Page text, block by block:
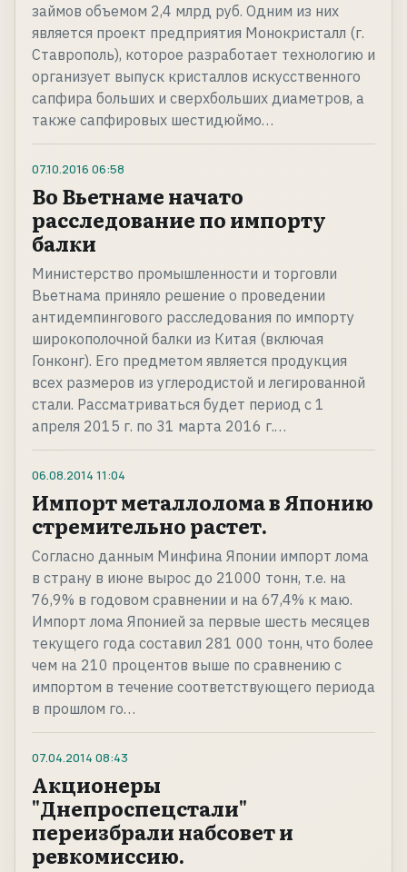
займов объемом 2,4 млрд руб. Одним из них
является проект предприятия Монокристалл (г.
Ставрополь), которое разработает технологию и
организует выпуск кристаллов искусственного
сапфира больших и сверхбольших диаметров, а
также сапфировых шестидюймо…
07.10.2016 06:58
Во Вьетнаме начато
расследование по импорту
балки
Министерство промышленности и торговли
Вьетнама приняло решение о проведении
антидемпингового расследования по импорту
широкополочной балки из Китая (включая
Гонконг). Его предметом является продукция
всех размеров из углеродистой и легированной
стали. Рассматриваться будет период с 1
апреля 2015 г. по 31 марта 2016 г.…
06.08.2014 11:04
Импорт металлолома в Японию
стремительно растет.
Согласно данным Минфина Японии импорт лома
в страну в июне вырос до 21000 тонн, т.е. на
76,9% в годовом сравнении и на 67,4% к маю.
Импорт лома Японией за первые шесть месяцев
текущего года составил 281 000 тонн, что более
чем на 210 процентов выше по сравнению с
импортом в течение соответствующего периода
в прошлом го…
07.04.2014 08:43
Акционеры
"Днепроспецстали"
переизбрали набсовет и
ревкомиссию.